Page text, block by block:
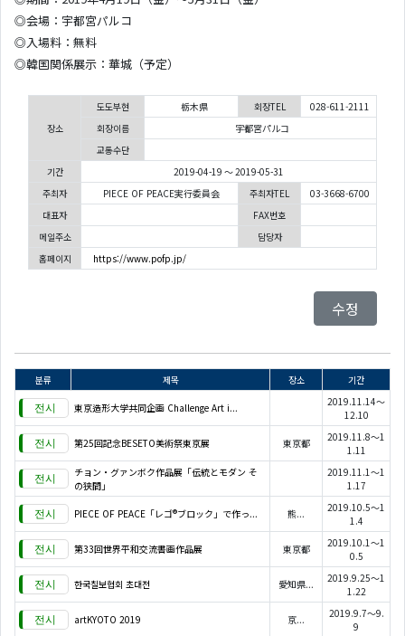
◎会場：宇都宮パルコ
◎入場料：無料
◎韓国関係展示：華城（予定）
장소
도도부현 栃木県 회장TEL
028-611-2111
회장이름
宇都宮パルコ
교통수단
기간
2019-04-19 ～ 2019-05-31
주최자
PIECE OF PEACE実行委員会 주최자TEL
03-3668-6700
대표자
FAX번호
메일주소
담당자
홈페이지
https://www.pofp.jp/
수정
분류 제목 장소 기간
東京造形大学共同企画 Challenge Art i...
2019.11.14～
12.10
第25回記念BESETO美術祭東京展 東京都
2019.11.8～1
1.11
チョン・グァンボク作品展「伝統とモダン そ
の狭間」
2019.11.1～1
1.17
PIECE OF PEACE「レゴ®ブロック」で作っ... 熊...
2019.10.5～1
1.4
第33回世界平和交流書画作品展 東京都
2019.10.1～1
0.5
한국칠보협회 초대전 愛知県...
2019.9.25～1
1.22
artKYOTO 2019 京...
2019.9.7～9.
9